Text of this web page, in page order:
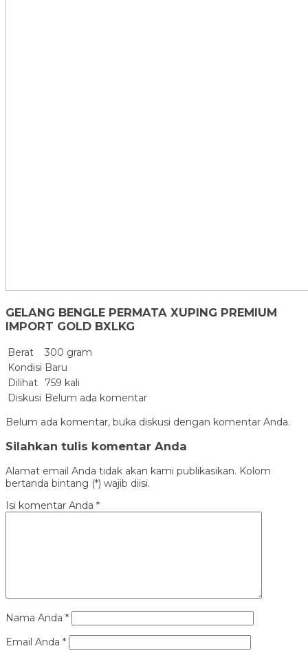
GELANG BENGLE PERMATA XUPING PREMIUM
IMPORT GOLD BXLKG
Berat
300 gram
Kondisi Baru
Dilihat
759 kali
Diskusi Belum ada komentar
Belum ada komentar, buka diskusi dengan komentar Anda.
Silahkan tulis komentar Anda
Alamat email Anda tidak akan kami publikasikan. Kolom
bertanda bintang (*) wajib diisi.
Isi komentar Anda *
Nama Anda *
Email Anda *